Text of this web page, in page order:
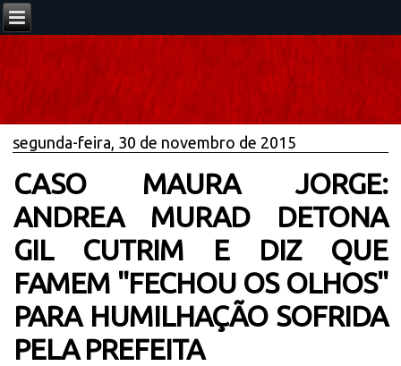
segunda-feira, 30 de novembro de 2015
CASO MAURA JORGE:
ANDREA MURAD DETONA
GIL CUTRIM E DIZ QUE
FAMEM ''FECHOU OS OLHOS''
PARA HUMILHAÇÃO SOFRIDA
PELA PREFEITA